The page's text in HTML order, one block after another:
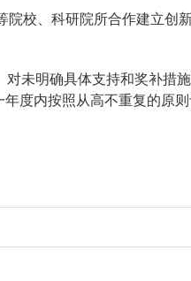
校、科研院所合作建立创
未明确具体支持和奖补措
度内按照从高不重复的原